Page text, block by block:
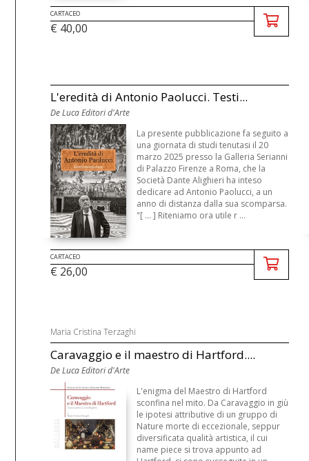
CARTACEO
€ 40,00
L'eredità di Antonio Paolucci. Testi...
De Luca Editori d'Arte
La presente pubblicazione fa seguito a
una giornata di studi tenutasi il 20
marzo 2025 presso la Galleria Serianni
di Palazzo Firenze a Roma, che la
Società Dante Alighieri ha inteso
dedicare ad Antonio Paolucci, a un
anno di distanza dalla sua scomparsa.
"[ ... ] Riteniamo ora utile r ...
CARTACEO
€ 26,00
Maria Cristina Terzaghi
Caravaggio e il maestro di Hartford....
De Luca Editori d'Arte
L'enigma del Maestro di Hartford
sconfina nel mito. Da Caravaggio in giù
le ipotesi attributive di un gruppo di
Nature morte di eccezionale, seppur
diversificata qualità artistica, il cui
name piece si trova appunto ad